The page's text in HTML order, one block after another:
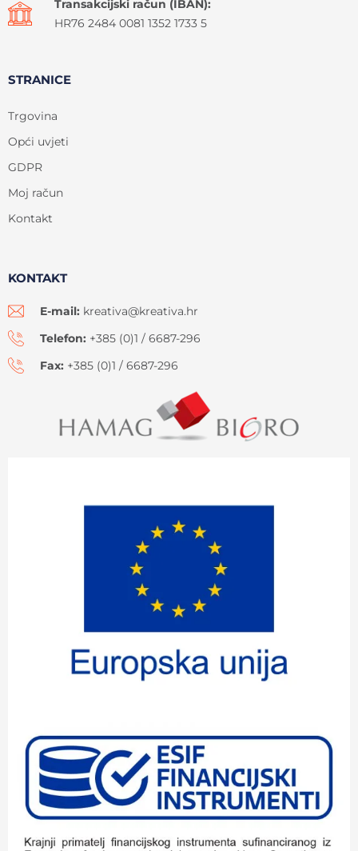
Transakcijski račun (IBAN):
HR76 2484 0081 1352 1733 5
STRANICE
Trgovina
Opći uvjeti
GDPR
Moj račun
Kontakt
KONTAKT
E-mail: kreativa@kreativa.hr
Telefon: +385 (0)1 / 6687-296
Fax: +385 (0)1 / 6687-296